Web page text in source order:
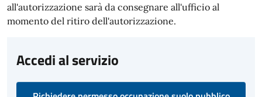
all'autorizzazione sarà da consegnare all'ufficio al
momento del ritiro dell'autorizzazione.
Accedi al servizio